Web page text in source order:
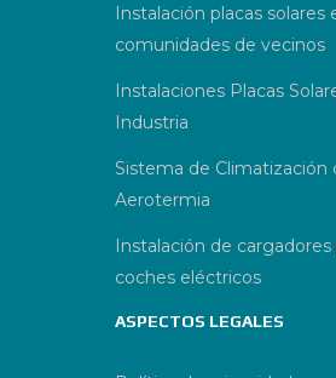
Instalación placas solares
comunidades de vecinos
Instalaciones Placas
Industria
Sistema de Climatización
Aerotermia
Instalación de cargadores
coches eléctricos
ASPECTOS LEGALES